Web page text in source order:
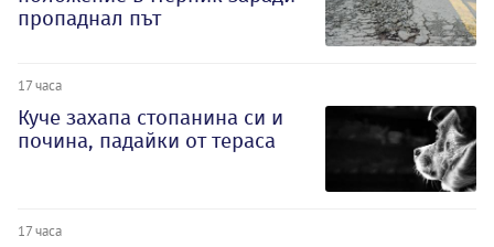
пропаднал път
17 часа
Куче захапа стопанина си и
почина, падайки от тераса
17 часа